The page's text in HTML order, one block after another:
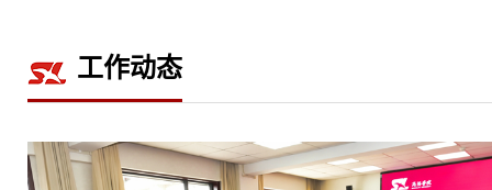
工作动态